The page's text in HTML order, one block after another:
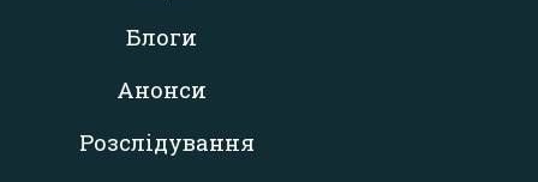
Блоги
Анонси
Розслідування